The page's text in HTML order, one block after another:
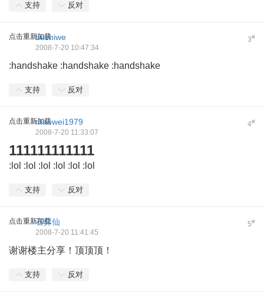
支持 反对
点击重新加载 3#
buzhiwe
2008-7-20 10:47:34
:handshake :handshake :handshake
支持 反对
点击重新加载 4#
maowei1979
2008-7-20 11:33:07
111111111111
:lol :lol :lol :lol :lol :lol
支持 反对
点击重新加载 5#
石弈仙
2008-7-20 11:41:45
谢谢楼主分享！顶顶顶！
支持 反对